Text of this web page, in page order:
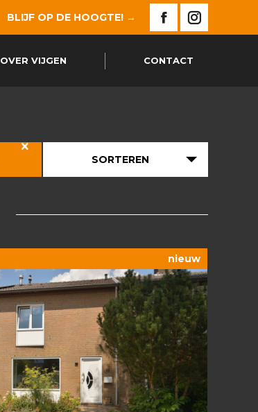
BLIJF OP DE HOOGTE! →
Facebook
page
new
Instagram
new
OVER VIJGEN CONTACT
SORTEREN
nieuw
in
new
in